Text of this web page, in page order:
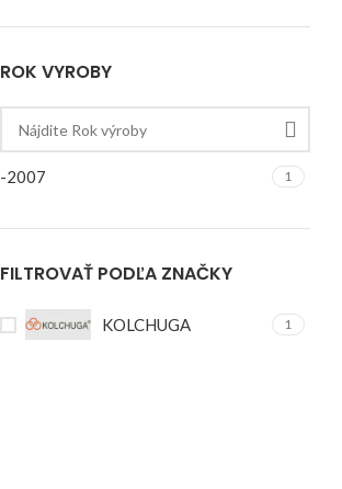
ROK VYROBY
-2007 1
FILTROVAŤ PODĽA ZNAČKY
KOLCHUGA 1